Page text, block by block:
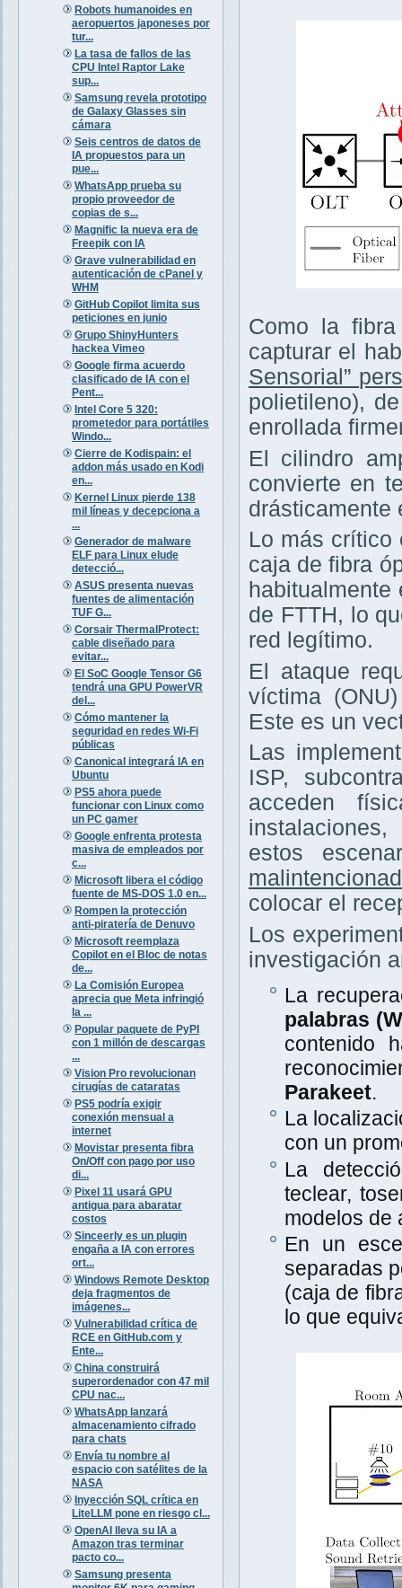
Robots humanoides en
aeropuertos japoneses por
tur...
La tasa de fallos de las
CPU Intel Raptor Lake
sup...
Samsung revela prototipo
de Galaxy Glasses sin
cámara
Seis centros de datos de
IA propuestos para un
pue...
WhatsApp prueba su
propio proveedor de
copias de s...
Magnific la nueva era de
Freepik con IA
Grave vulnerabilidad en
autenticación de cPanel y
WHM
GitHub Copilot limita sus
peticiones en junio
Grupo ShinyHunters
hackea Vimeo
Google firma acuerdo
clasificado de IA con el
Pent...
Intel Core 5 320:
prometedor para portátiles
Windo...
Cierre de Kodispain: el
addon más usado en Kodi
en...
Kernel Linux pierde 138
mil líneas y decepciona a
...
Generador de malware
ELF para Linux elude
detecció...
ASUS presenta nuevas
fuentes de alimentación
TUF G...
Corsair ThermalProtect:
cable diseñado para
evitar...
El SoC Google Tensor G6
tendrá una GPU PowerVR
del...
Cómo mantener la
seguridad en redes Wi-Fi
públicas
Canonical integrará IA en
Ubuntu
PS5 ahora puede
funcionar con Linux como
un PC gamer
Google enfrenta protesta
masiva de empleados por
c...
Microsoft libera el código
fuente de MS-DOS 1.0 en...
Rompen la protección
anti-piratería de Denuvo
Microsoft reemplaza
Copilot en el Bloc de notas
de...
La Comisión Europea
aprecia que Meta infringió
la ...
Popular paquete de PyPI
con 1 millón de descargas
...
Vision Pro revolucionan
cirugías de cataratas
PS5 podría exigir
conexión mensual a
internet
Movistar presenta fibra
On/Off con pago por uso
di...
Pixel 11 usará GPU
antigua para abaratar
costos
Sinceerly es un plugin
engaña a IA con errores
ort...
Windows Remote Desktop
deja fragmentos de
imágenes...
Vulnerabilidad crítica de
RCE en GitHub.com y
Ente...
China construirá
superordenador con 47 mil
CPU nac...
WhatsApp lanzará
almacenamiento cifrado
para chats
Envía tu nombre al
espacio con satélites de la
NASA
Inyección SQL crítica en
LiteLLM pone en riesgo cl...
OpenAI lleva su IA a
Amazon tras terminar
pacto co...
Samsung presenta
Como la
capturar el
Sensorial”
polietileno),
enrollada
El cilindro
convierte en
drásticamente
Lo más crítico
caja de fibra
de FTTH, lo
red legítimo.
El ataque
víctima
Este es un
Las
ISP,
acceden
estos
colocar el
Los
investigación
La
palabras
contenido
Parakeet.
La
con un
La
teclear,
modelos de
En un
separadas
(caja de
lo que